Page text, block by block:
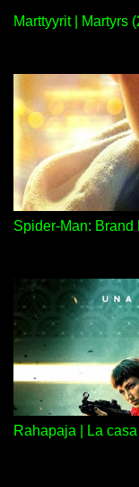
Marttyyrit | Martyrs
Spider-Man: Brand
Rahapaja | La